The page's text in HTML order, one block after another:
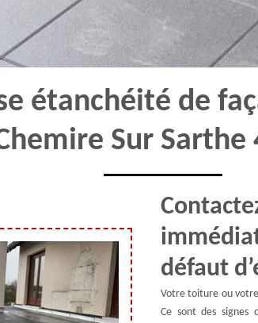
étanchéité de
Sur Sarthe
défaut
Votre toiture ou
Ce sont des